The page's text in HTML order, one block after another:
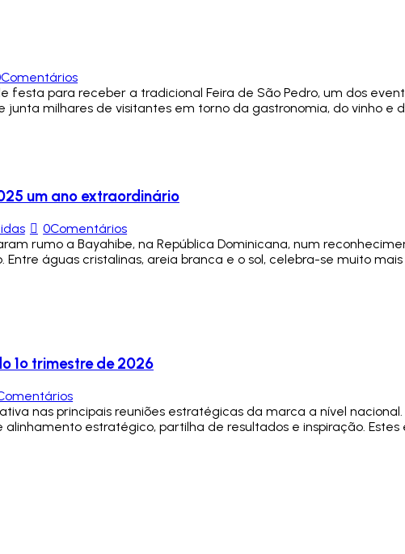
Comentários
para receber a tradicional Feira de São Pedro, um dos
milhares de visitantes em torno da gastronomia, do vinho e
um ano extraordinário
0Comentários
rumo a Bayahibe, na República Dominicana, num
águas cristalinas, areia branca e o sol, celebra-se muito
1º trimestre de 2026
nas principais reuniões estratégicas da marca a nível
estratégico, partilha de resultados e inspiração.